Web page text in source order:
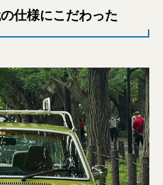
仕様にこだわった